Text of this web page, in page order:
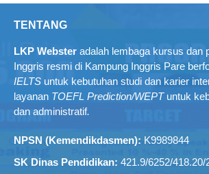
TENTANG
LKP Webster adalah lembaga kursus dan
Inggris resmi di Kampung Inggris Pare
IELTS untuk kebutuhan studi dan karier
layanan TOEFL Prediction/WEPTuntuk
dan administratif.
NPSN (Kemendikdasmen): K9989844
SK Dinas Pendidikan: 421.9/6252/418.20/